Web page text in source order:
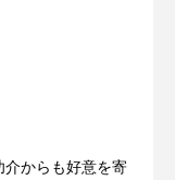
介からも好意を寄